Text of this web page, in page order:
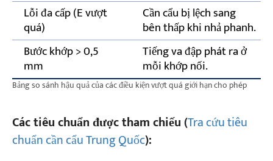
Lỗi đa cấp (E vượt
quá)
Cần cẩu bị lệch sang
bên thấp khi nhả phanh.
Bước khớp > 0,5
mm
Tiếng va đập phát ra ở
mỗi khớp nối.
Bảng so sánh hậu quả của các điều kiện vượt quá giới hạn cho phép
Các tiêu chuẩn được tham chiếu (Tra cứu tiêu
chuẩn cần cẩu Trung Quốc):